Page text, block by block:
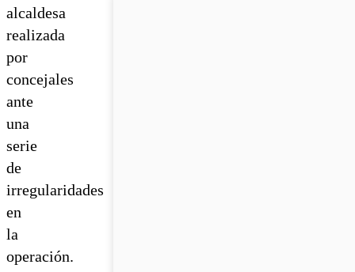
alcaldesa
realizada
por
concejales
ante
una
serie
de
irregularidades
en
la
operación.